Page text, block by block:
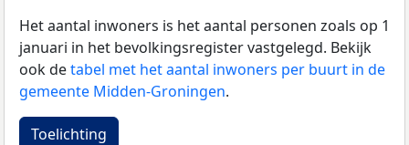
Het aantal inwoners is het aantal personen zoals op 1
januari in het bevolkingsregister vastgelegd. Bekijk
ook detabel met het aantal inwoners per buurt in de
gemeente Midden-Groningen.
Toelichting